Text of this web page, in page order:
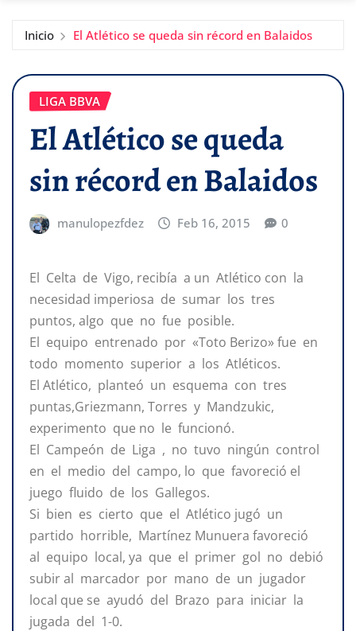
Inicio El Atlético se queda sin récord en Balaidos
LIGA BBVA
El Atlético se queda
sin récord en Balaidos
manulopezfdez Feb 16, 2015 0
El Celta de Vigo, recibía a un Atlético con la
necesidad imperiosa de sumar los tres
puntos, algo que no fue posible.
El equipo entrenado por «Toto Berizo» fue en
todo momento superior a los Atléticos.
El Atlético, planteó un esquema con tres
puntas,Griezmann, Torres y Mandzukic,
experimento que no le funcionó.
El Campeón de Liga , no tuvo ningún control
en el medio del campo, lo que favoreció el
juego fluido de los Gallegos.
Si bien es cierto que el Atlético jugó un
partido horrible, Martínez Munuera favoreció
al equipo local, ya que el primer gol no debió
subir al marcador por mano de un jugador
local que se ayudó del Brazo para iniciar la
jugada del 1-0.